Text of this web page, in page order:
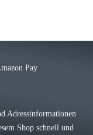
kann bedenkenlos
Adressinformationen
Shop schnell und